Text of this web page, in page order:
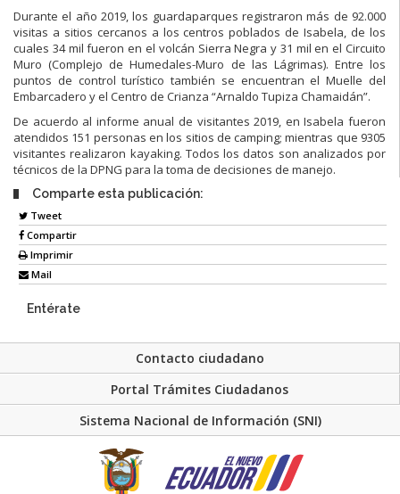
Durante el año 2019, los guardaparques registraron más de 92.000
visitas a sitios cercanos a los centros poblados de Isabela, de los
cuales 34 mil fueron en el volcán Sierra Negra y 31 mil en el Circuito
Muro (Complejo de Humedales-Muro de las Lágrimas). Entre los
puntos de control turístico también se encuentran el Muelle del
Embarcadero y el Centro de Crianza “Arnaldo Tupiza Chamaidán”.
De acuerdo al informe anual de visitantes 2019, en Isabela fueron
atendidos 151 personas en los sitios de camping; mientras que 9305
visitantes realizaron kayaking. Todos los datos son analizados por
técnicos de la DPNG para la toma de decisiones de manejo.
Comparte esta publicación:
Tweet
Compartir
Imprimir
Mail
Entérate
Contacto ciudadano
Portal Trámites Ciudadanos
Sistema Nacional de Información (SNI)